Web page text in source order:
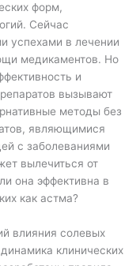
форм,
Сейчас
успехами в лечении
медикаментов. Но
и
вызывают
методы без
являющимися
с заболеваниями
вылечиться от
она эффективна в
как астма?
влияния солевых
клинических